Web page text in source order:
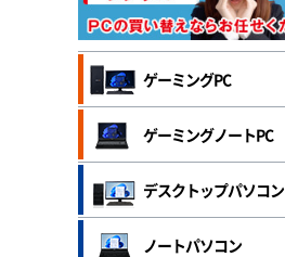
ゲーミングPC
ゲーミングノートPC
デスクトップパソコン
ノートパソコン